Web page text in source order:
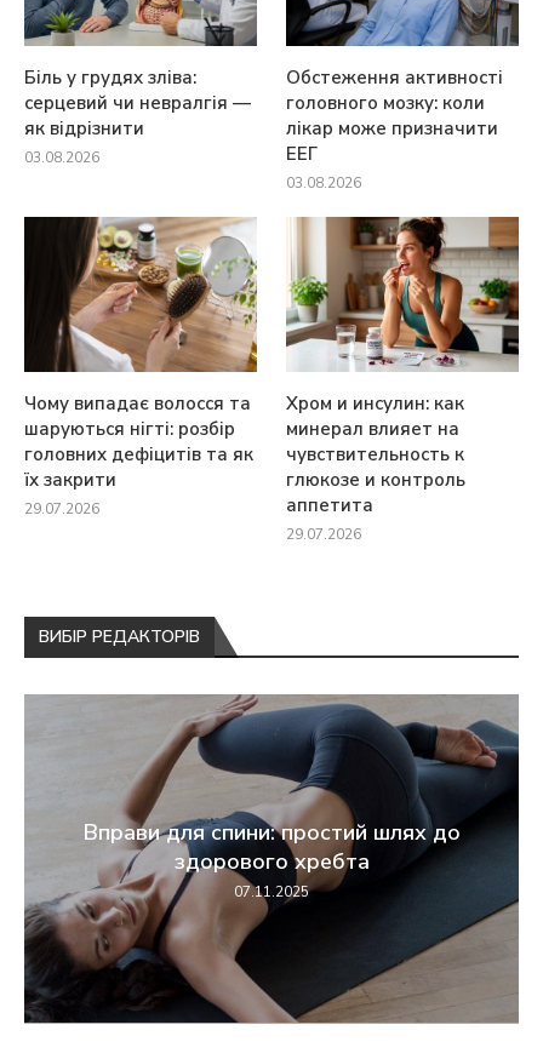
Біль у грудях зліва:
серцевий чи невралгія —
як відрізнити
03.08.2026
Обстеження активності
головного мозку: коли
лікар може призначити
ЕЕГ
03.08.2026
Чому випадає волосся та
шаруються нігті: розбір
головних дефіцитів та як
їх закрити
29.07.2026
Хром и инсулин: как
минерал влияет на
чувствительность к
глюкозе и контроль
аппетита
29.07.2026
ВИБІР РЕДАКТОРІВ
Вправи для спини: простий шлях до
здорового хребта
07.11.2025